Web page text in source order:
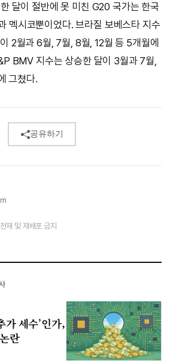
달이 절반에 못 미친 G20 국가는 한국
멕시코뿐이었다. 브라질 보베스타 지수
2월과 6월, 7월, 8월, 12월 등 5개월에
BMV 지수는 상승한 달이 3월과 7월,
그쳤다.
공유하기
재 및 재배포 금지
가 세수’인가,
란